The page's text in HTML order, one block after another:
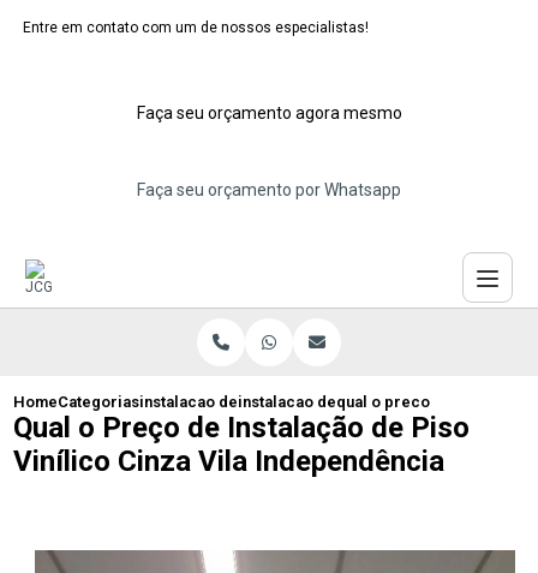
Entre em contato com um de nossos especialistas!
Faça seu orçamento agora mesmo
Faça seu orçamento por Whatsapp
HomeCategoriasinstalacao de pisos vinilicos
instalacao de piso vinilico cimento
qual o preco de
Qual o Preço de Instalação de Piso
Vinílico Cinza Vila Independência